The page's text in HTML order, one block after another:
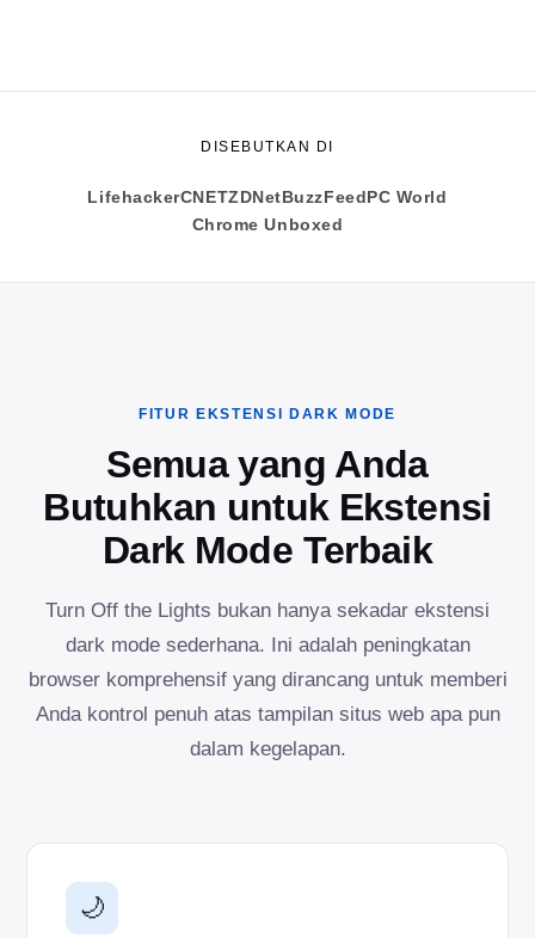
DISEBUTKAN DI
LifehackerCNETZDNetBuzzFeedPC World
Chrome Unboxed
FITUR EKSTENSI DARK MODE
Semua yang Anda
Butuhkan untuk Ekstensi
Dark Mode Terbaik
Turn Off the Lights bukan hanya sekadar ekstensi
dark mode sederhana. Ini adalah peningkatan
browser komprehensif yang dirancang untuk memberi
Anda kontrol penuh atas tampilan situs web apa pun
dalam kegelapan.
🌙